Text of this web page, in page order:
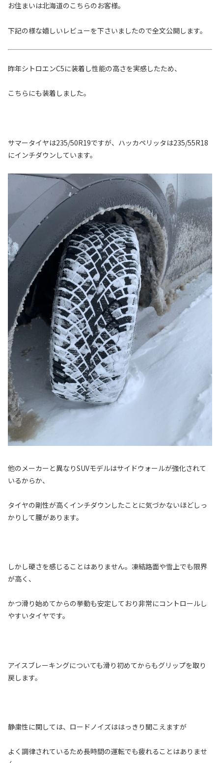
お住まいは北海道のこちらのお客様。
下記の様な嬉しいレビューを下さいましたので全文公開します。
昨年シトロエンC5に装着し性能の高さを実感したため、
こちらにも装着しました。
サマータイヤは235/50R19ですが、ハッカペリッタは235/55R18
にインチダウンしています。
他のメーカーと異なりSUVモデルはサイドウォールが強化されて
いるからか、
タイヤの剛性が高くインチダウンしたことに気づかないほどしっ
かりして腰があります。
しかし硬さを感じることはありません。凍結路面や雪上でも限界
が高く、
かつ滑り始めてからの挙動も安定しており非常にコントロールし
やすいタイヤです。
アイスブレーキングについても滑り初めてからもグリップを取り
戻します。
静粛性に関しては、ロードノイズははっきり聞こえますが
よく調律されているため長時間の運転でも疲れることはありませ